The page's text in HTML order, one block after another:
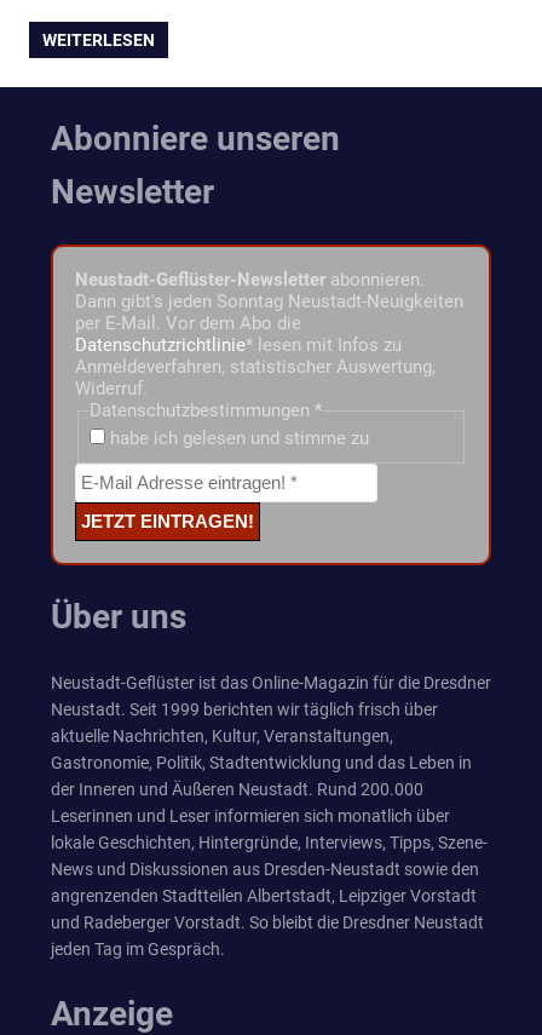
WEITERLESEN
Abonniere unseren
Newsletter
Neustadt-Geflüster-Newsletter abonnieren.
Dann gibt's jeden Sonntag Neustadt-Neuigkeiten
per E-Mail. Vor dem Abo die
Datenschutzrichtlinie* lesen mit Infos zu
Anmeldeverfahren, statistischer Auswertung,
Widerruf.
Datenschutzbestimmungen *
habe ich gelesen und stimme zu
Über uns
Neustadt-Geflüster ist das Online-Magazin für die Dresdner
Neustadt. Seit 1999 berichten wir täglich frisch über
aktuelle Nachrichten, Kultur, Veranstaltungen,
Gastronomie, Politik, Stadtentwicklung und das Leben in
der Inneren und Äußeren Neustadt. Rund 200.000
Leserinnen und Leser informieren sich monatlich über
lokale Geschichten, Hintergründe, Interviews, Tipps, Szene-
News und Diskussionen aus Dresden-Neustadt sowie den
angrenzenden Stadtteilen Albertstadt, Leipziger Vorstadt
und Radeberger Vorstadt. So bleibt die Dresdner Neustadt
jeden Tag im Gespräch.
Anzeige